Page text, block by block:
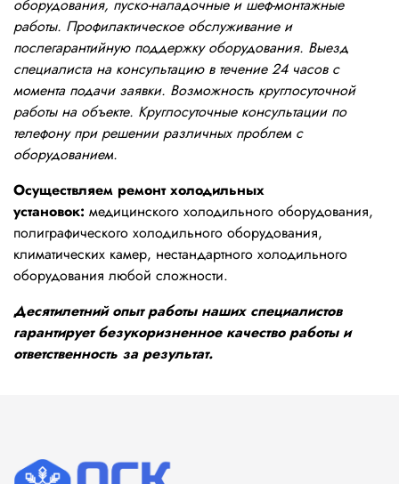
оборудования, пуско-наладочные и шеф-монтажные
работы. Профилактическое обслуживание и
послегарантийную поддержку оборудования. Выезд
специалиста на консультацию в течение 24 часов с
момента подачи заявки. Возможность круглосуточной
работы на объекте. Круглосуточные консультации по
телефону при решении различных проблем с
оборудованием.
Осуществляем ремонт холодильных
установок: медицинского холодильного оборудования,
полиграфического холодильного оборудования,
климатических камер, нестандартного холодильного
оборудования любой сложности.
Десятилетний опыт работы наших специалистов
гарантирует безукоризненное качество работы и
ответственность за результат.